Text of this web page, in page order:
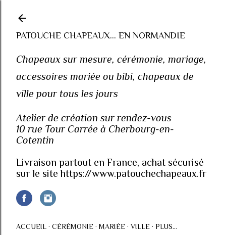
PATOUCHE CHAPEAUX... EN NORMANDIE
Chapeaux sur mesure, cérémonie, mariage,
accessoires mariée ou bibi, chapeaux de
ville pour tous les jours
Atelier de création sur rendez-vous
10 rue Tour Carrée à Cherbourg-en-
Cotentin
Livraison partout en France, achat sécurisé
sur le site https://www.patouchechapeaux.fr
ACCUEIL CÉRÉMONIE MARIÉE VILLE PLUS…